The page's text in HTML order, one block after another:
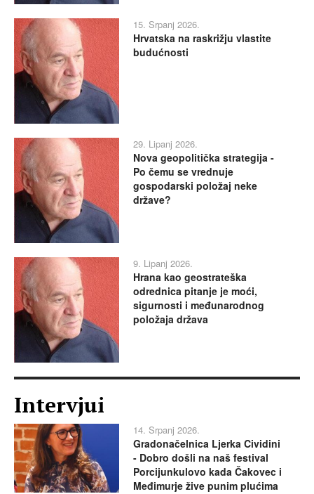
15. Srpanj 2026.
Hrvatska na raskrižju vlastite
budućnosti
29. Lipanj 2026.
Nova geopolitička strategija -
Po čemu se vrednuje
gospodarski položaj neke
države?
9. Lipanj 2026.
Hrana kao geostrateška
odrednica pitanje je moći,
sigurnosti i međunarodnog
položaja država
Intervjui
14. Srpanj 2026.
Gradonačelnica Ljerka Cividini
- Dobro došli na naš festival
Porcijunkulovo kada Čakovec i
Međimurje žive punim plućima